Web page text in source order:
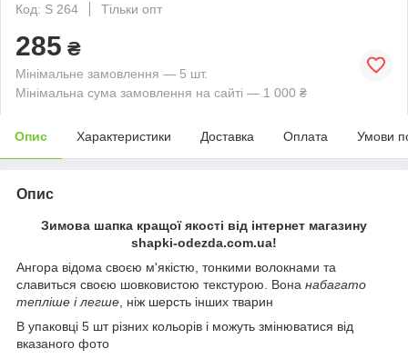
Код: S 264
Тільки опт
285 ₴
Мінімальне замовлення — 5 шт.
Мінімальна сума замовлення на сайті — 1 000 ₴
Опис Характеристики Доставка Оплата Умови
Опис
Зимова шапка кращої якості від інтернет магазину
shapki-odezda.com.ua!
Ангора відома своєю м'якістю, тонкими волокнами та
славиться своєю шовковистою текстурою. Вона набагато
тепліше і легше , ніж шерсть інших тварин
В упаковці 5 шт різних кольорів і можуть змінюватися від
вказаного фото